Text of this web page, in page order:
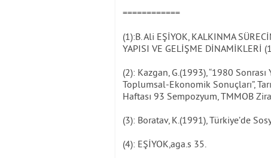
============
(1):B. Ali EŞİYOK, KALKINMA
YAPISI VE GELİŞME DİNAMİKLERİ
(2): Kazgan, G.(1993), “1980
Toplumsal-Ekonomik Sonuçları”,
Haftası 93 Sempozyum, TMMOB
(3): Boratav, K.(1991), Türkiye’de
(4): EŞİYOK,aga.s 35.